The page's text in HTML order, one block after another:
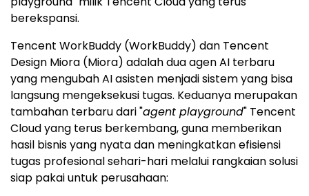
berekspansi.
Tencent WorkBuddy (WorkBuddy) dan Tencent
Design Miora (Miora) adalah dua agen AI terbaru
yang mengubah AI asisten menjadi sistem yang bisa
langsung mengeksekusi tugas. Keduanya merupakan
tambahan terbaru dari "agent playground" Tencent
Cloud yang terus berkembang, guna memberikan
hasil bisnis yang nyata dan meningkatkan efisiensi
tugas profesional sehari-hari melalui rangkaian solusi
siap pakai untuk perusahaan: